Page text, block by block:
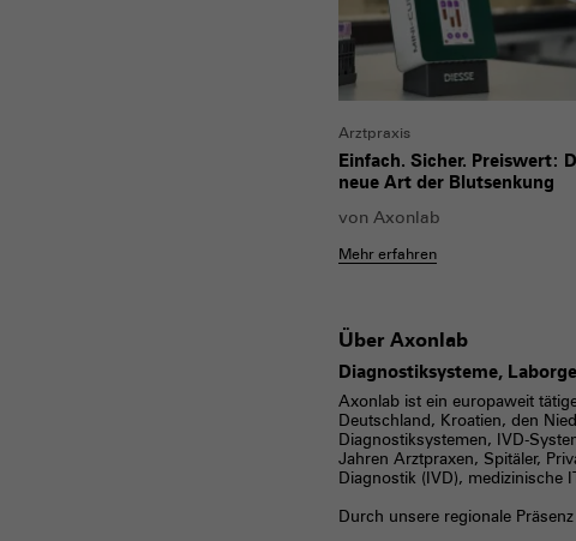
Arztpraxis
Einfach. Sicher. Preiswert:
neue Art der Blutsenkung
von Axonlab
Mehr erfahren
Über Axonlab
Diagnostiksysteme,
Axonlab ist ein europaweit
Deutschland, Kroatien, den
Diagnostiksystemen, IVD-
Jahren Arztpraxen, Spitäler,
Diagnostik (IVD), medizinische
Durch unsere regionale